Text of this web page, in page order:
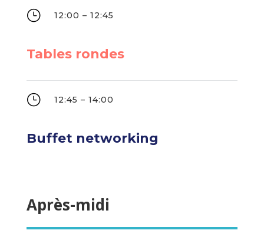
} 12:00 – 12:45
Tables rondes
} 12:45 – 14:00
Buffet networking
Après-midi